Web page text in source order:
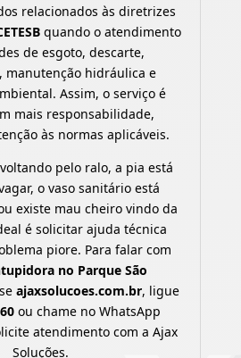
relacionados às diretrizes
quando o atendimento
de esgoto, descarte,
manutenção hidráulica e
Assim, o serviço é
mais responsabilidade,
às normas aplicáveis.
pelo ralo, a pia está
o vaso sanitário está
existe mau cheiro vindo da
é solicitar ajuda técnica
piore. Para falar com
no Parque São
ajaxsolucoes.com.br, ligue
ou chame no WhatsApp
atendimento com a Ajax
Soluções.